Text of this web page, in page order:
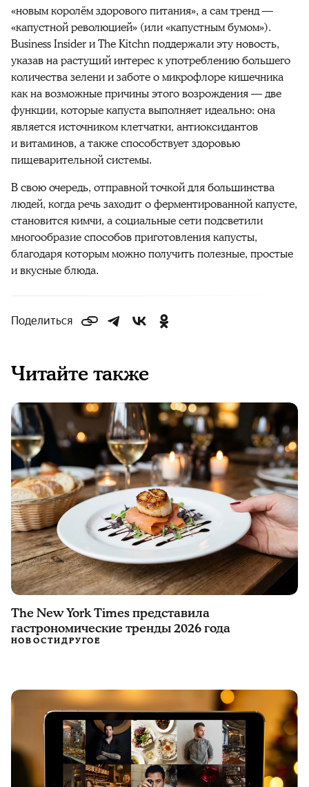
«новым королём здорового питания», а сам тренд —
«капустной революцией» (или «капустным бумом»).
Business Insider и The Kitchn поддержали эту новость,
указав на растущий интерес к употреблению большего
количества зелени и заботе о микрофлоре кишечника
как на возможные причины этого возрождения — две
функции, которые капуста выполняет идеально: она
является источником клетчатки, антиоксидантов
и витаминов, а также способствует здоровью
пищеварительной системы.
В свою очередь, отправной точкой для большинства
людей, когда речь заходит о ферментированной капусте,
становится кимчи, а социальные сети подсветили
многообразие способов приготовления капусты,
благодаря которым можно получить полезные, простые
и вкусные блюда.
Поделиться
Читайте также
The New York Times представила
гастрономические тренды 2026 года
НОВОСТИДРУГОЕ